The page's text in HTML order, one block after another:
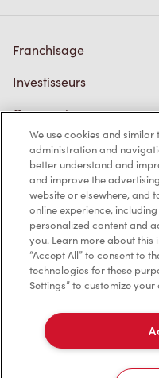
Franchisage
Investisseurs
Communiquer avec nous
Foire aux questions
Politique de
Conditions de service
Marques de commerce
Diagnostic
We use cookies and
administration and
better understand and
and improve the
website or elsewhere, and
online experience,
personalized content and
you. Learn more about this
“Accept All” to consent to
technologies for these
Settings” to customize your